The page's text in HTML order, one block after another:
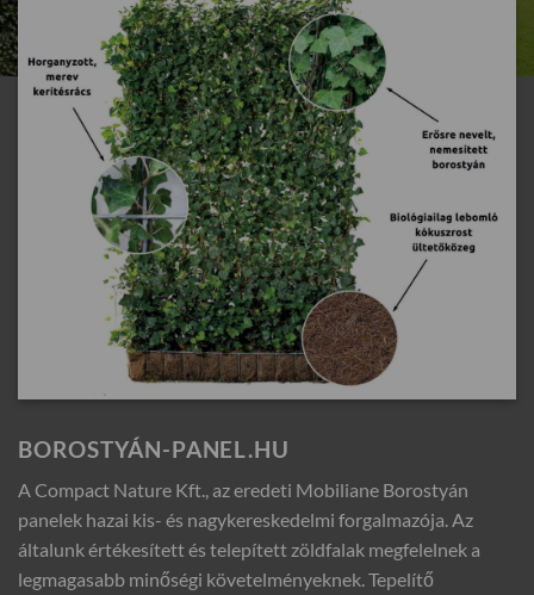
BOROSTYÁN-PANEL.HU
A Compact Nature Kft., az eredeti Mobiliane Borostyán
panelek hazai kis- és nagykereskedelmi forgalmazója. Az
általunk értékesített és telepített zöldfalak megfelelnek a
legmagasabb minőségi követelményeknek. Tepelítő